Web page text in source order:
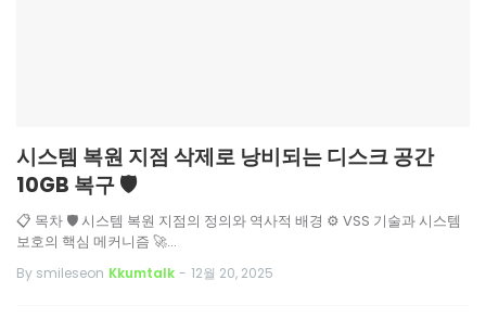
시스템 복원 지점 삭제로 낭비되는 디스크 공간
10GB 복구 🛡️
📋 목차 🛡️ 시스템 복원 지점의 정의와 역사적 배경 ⚙️ VSS 기술과 시스템
보호의 핵심 메커니즘 🚀…
By smileseon Kkumtalk - 12월 20, 2025